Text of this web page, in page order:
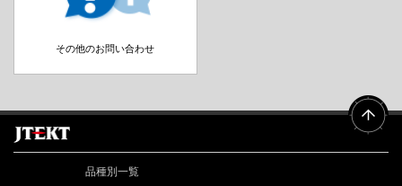
その他のお問い合わせ
品種別一覧